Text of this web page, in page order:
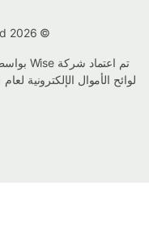
لوائح الأموال الإلكترونية لعام 2011، مرجع الشركة